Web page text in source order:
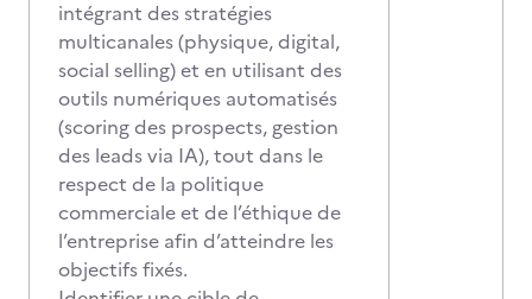
intégrant des stratégies
multicanales (physique, digital,
social selling) et en utilisant des
outils numériques automatisés
(scoring des prospects, gestion
des leads via IA), tout dans le
respect de la politique
commerciale et de l’éthique de
l’entreprise afin d’atteindre les
objectifs fixés.